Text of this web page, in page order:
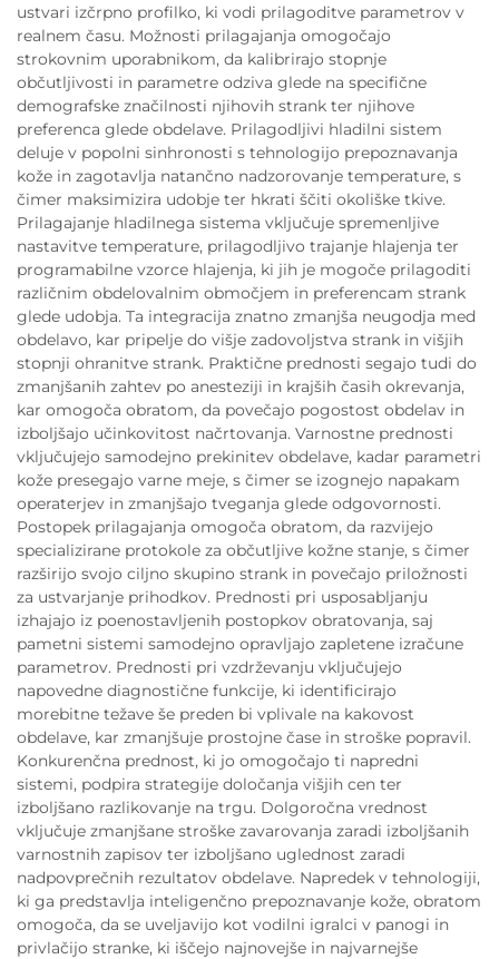
ustvari izčrpno profilko, ki vodi prilagoditve parametrov v
realnem času. Možnosti prilagajanja omogočajo
strokovnim uporabnikom, da kalibrirajo stopnje
občutljivosti in parametre odziva glede na specifične
demografske značilnosti njihovih strank ter njihove
preferenca glede obdelave. Prilagodljivi hladilni sistem
deluje v popolni sinhronosti s tehnologijo prepoznavanja
kože in zagotavlja natančno nadzorovanje temperature, s
čimer maksimizira udobje ter hkrati ščiti okoliške tkive.
Prilagajanje hladilnega sistema vključuje spremenljive
nastavitve temperature, prilagodljivo trajanje hlajenja ter
programabilne vzorce hlajenja, ki jih je mogoče prilagoditi
različnim obdelovalnim območjem in preferencam strank
glede udobja. Ta integracija znatno zmanjša neugodja med
obdelavo, kar pripelje do višje zadovoljstva strank in višjih
stopnji ohranitve strank. Praktične prednosti segajo tudi do
zmanjšanih zahtev po anesteziji in krajših časih okrevanja,
kar omogoča obratom, da povečajo pogostost obdelav in
izboljšajo učinkovitost načrtovanja. Varnostne prednosti
vključujejo samodejno prekinitev obdelave, kadar parametri
kože presegajo varne meje, s čimer se izognejo napakam
operaterjev in zmanjšajo tveganja glede odgovornosti.
Postopek prilagajanja omogoča obratom, da razvijejo
specializirane protokole za občutljive kožne stanje, s čimer
razširijo svojo ciljno skupino strank in povečajo priložnosti
za ustvarjanje prihodkov. Prednosti pri usposabljanju
izhajajo iz poenostavljenih postopkov obratovanja, saj
pametni sistemi samodejno opravljajo zapletene izračune
parametrov. Prednosti pri vzdrževanju vključujejo
napovedne diagnostične funkcije, ki identificirajo
morebitne težave še preden bi vplivale na kakovost
obdelave, kar zmanjšuje prostojne čase in stroške popravil.
Konkurenčna prednost, ki jo omogočajo ti napredni
sistemi, podpira strategije določanja višjih cen ter
izboljšano razlikovanje na trgu. Dolgoročna vrednost
vključuje zmanjšane stroške zavarovanja zaradi izboljšanih
varnostnih zapisov ter izboljšano uglednost zaradi
nadpovprečnih rezultatov obdelave. Napredek v tehnologiji,
ki ga predstavlja inteligenčno prepoznavanje kože, obratom
omogoča, da se uveljavijo kot vodilni igralci v panogi in
privlačijo stranke, ki iščejo najnovejše in najvarnejše